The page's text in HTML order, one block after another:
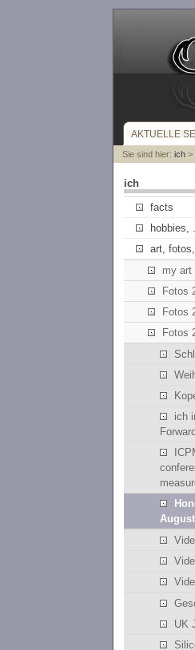
AKTUELLE
Sie sind hier: ich>
ich
facts
hobbies,
art,
my art
Fotos
Fotos
Fotos
ich
UK